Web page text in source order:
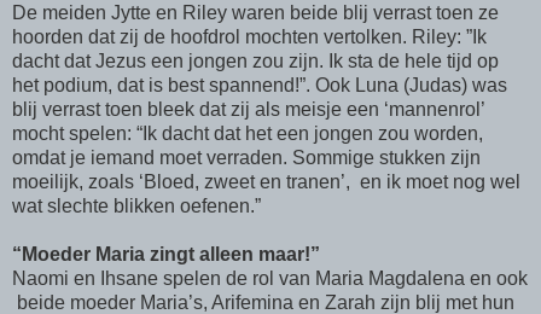
De meiden Jytte en Riley waren beide blij verrast toen ze
hoorden dat zij de hoofdrol mochten vertolken. Riley: ”Ik
dacht dat Jezus een jongen zou zijn. Ik sta de hele tijd op
het podium, dat is best spannend!”. Ook Luna (Judas) was
blij verrast toen bleek dat zij als meisje een ‘mannenrol’
mocht spelen: “Ik dacht dat het een jongen zou worden,
omdat je iemand moet verraden. Sommige stukken zijn
moeilijk, zoals ‘Bloed, zweet en tranen’, en ik moet nog wel
wat slechte blikken oefenen.”
“Moeder Maria zingt alleen maar!”
Naomi en Ihsane spelen de rol van Maria Magdalena en ook
beide moeder Maria’s, Arifemina en Zarah zijn blij met hun